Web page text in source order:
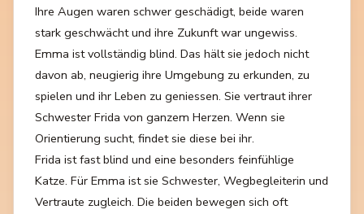
Ihre Augen waren schwer geschädigt, beide waren
stark geschwächt und ihre Zukunft war ungewiss.
Emma ist vollständig blind. Das hält sie jedoch nicht
davon ab, neugierig ihre Umgebung zu erkunden, zu
spielen und ihr Leben zu geniessen. Sie vertraut ihrer
Schwester Frida von ganzem Herzen. Wenn sie
Orientierung sucht, findet sie diese bei ihr.
Frida ist fast blind und eine besonders feinfühlige
Katze. Für Emma ist sie Schwester, Wegbegleiterin und
Vertraute zugleich. Die beiden bewegen sich oft